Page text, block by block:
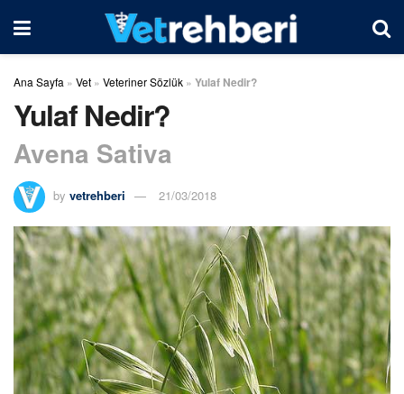
Ana Sayfa » Vet » Veteriner Sözlük » Yulaf Nedir?
Yulaf Nedir?
Avena Sativa
by vetrehberi 21/03/2018